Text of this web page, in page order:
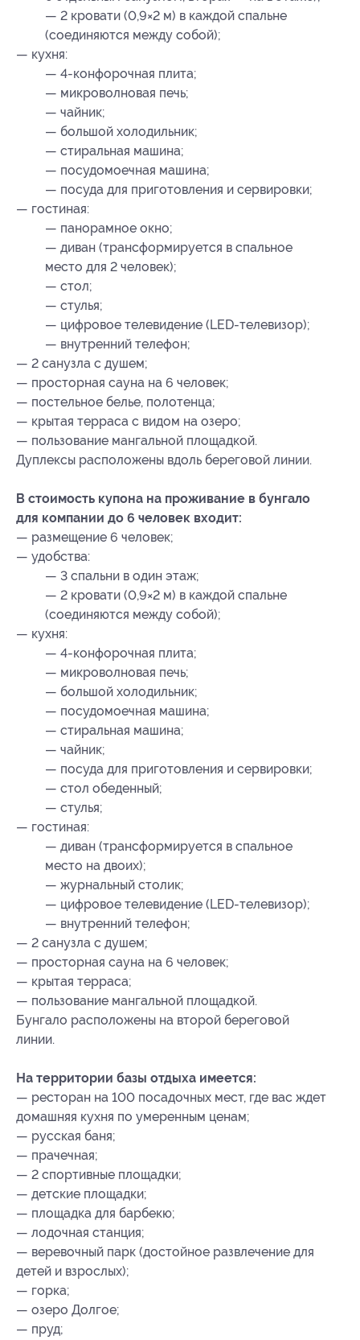
— 2 кровати (0,9×2 м) в каждой спальне
(соединяются между собой);
— кухня:
— 4-конфорочная плита;
— микроволновая печь;
— чайник;
— большой холодильник;
— стиральная машина;
— посудомоечная машина;
— посуда для приготовления и сервировки;
— гостиная:
— панорамное окно;
— диван (трансформируется в спальное
место для 2 человек);
— стол;
— стулья;
— цифровое телевидение (LED-телевизор);
— внутренний телефон;
— 2 санузла с душем;
— просторная сауна на 6 человек;
— постельное белье, полотенца;
— крытая терраса с видом на озеро;
— пользование мангальной площадкой.
Дуплексы расположены вдоль береговой линии.
В стоимость купона на проживание в бунгало
для компании до 6 человек входит:
— размещение 6 человек;
— удобства:
— 3 спальни в один этаж;
— 2 кровати (0,9×2 м) в каждой спальне
(соединяются между собой);
— кухня:
— 4-конфорочная плита;
— микроволновая печь;
— большой холодильник;
— посудомоечная машина;
— стиральная машина;
— чайник;
— посуда для приготовления и сервировки;
— стол обеденный;
— стулья;
— гостиная:
— диван (трансформируется в спальное
место на двоих);
— журнальный столик;
— цифровое телевидение (LED-телевизор);
— внутренний телефон;
— 2 санузла с душем;
— просторная сауна на 6 человек;
— крытая терраса;
— пользование мангальной площадкой.
Бунгало расположены на второй береговой
линии.
На территории базы отдыха имеется:
— ресторан на 100 посадочных мест, где вас ждет
домашняя кухня по умеренным ценам;
— русская баня;
— прачечная;
— 2 спортивные площадки;
— детские площадки;
— площадка для барбекю;
— лодочная станция;
— веревочный парк (достойное развлечение для
детей и взрослых);
— горка;
— озеро Долгое;
— пруд;